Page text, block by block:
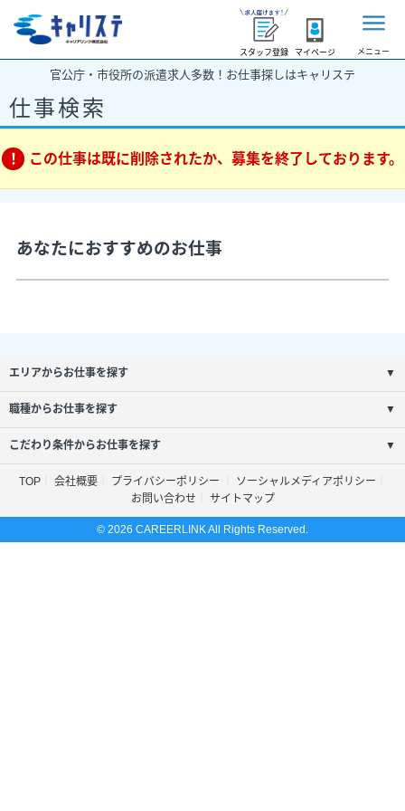
スタッフ登録 マイページ メニュー
官公庁・市役所の派遣求人多数！お仕事探しはキャリステ
仕事検索
この仕事は既に削除されたか、募集を終了しております。
あなたにおすすめのお仕事
エリアからお仕事を探す ▼
職種からお仕事を探す ▼
こだわり条件からお仕事を探す ▼
TOP 会社概要 プライバシーポリシー
ソーシャルメディアポリシー
お問い合わせ
サイトマップ
© 2026 CAREERLINK All Rights Reserved.